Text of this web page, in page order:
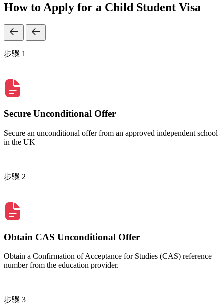
How to Apply for a Child Student Visa
步骤 1
Secure Unconditional Offer
Secure an unconditional offer from an approved independent school
in the UK
步骤 2
Obtain CAS Unconditional Offer
Obtain a Confirmation of Acceptance for Studies (CAS) reference
number from the education provider.
步骤 3